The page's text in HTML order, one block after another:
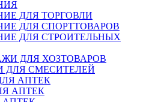
ДЛЯ ТОРГОВЛИ
ДЛЯ СПОРТТОВАРОВ
ДЛЯ СТРОИТЕЛЬНЫХ
ДЛЯ ХОЗТОВАРОВ
ДЛЯ СМЕСИТЕЛЕЙ
АПТЕК
АПТЕК